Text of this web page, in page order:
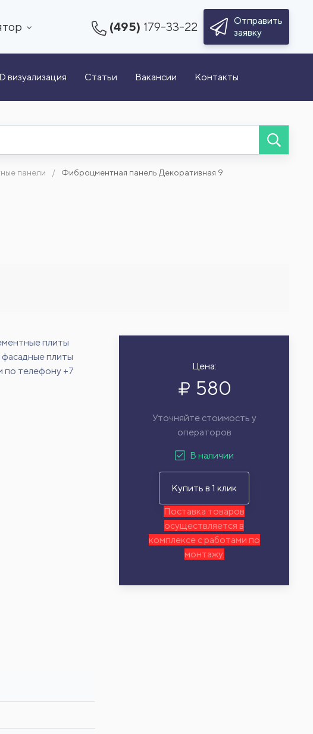
(495) 179-33-22
Отправить
заявку
визуализация Статьи Вакансии Контакты
панели Фиброцментная панель Декоративная 9
плиты
плиты
по телефону +7
Цена:
580
Уточняйте стоимость у
операторов
В наличии
Купить в 1 клик
Поставка товаров
осуществляется в
комплексе с работами по
монтажу.